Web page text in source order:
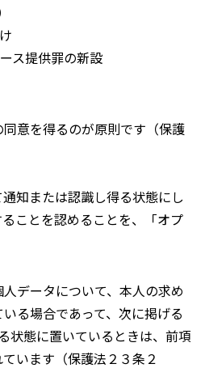
ス提供罪の新設
意を得るのが原則です（保護
知または認識し得る状態にし
ことを認めることを、「オプ
データについて、本人の求め
る場合であって、次に掲げる
状態に置いているときは、前項
います（保護法２３条２